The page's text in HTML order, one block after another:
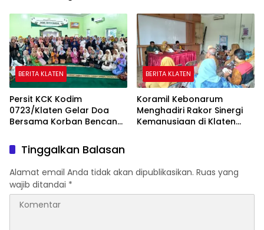
Masyarakat
BERITA KLATEN
Persit KCK Kodim
0723/Klaten Gelar Doa
Bersama Korban Bencana
BERITA KLATEN
Koramil Kebonarum
Menghadiri Rakor Sinergi
Kemanusiaan di Klaten
Tinggalkan Balasan
Alamat email Anda tidak akan dipublikasikan. Ruas yang
wajib ditandai *